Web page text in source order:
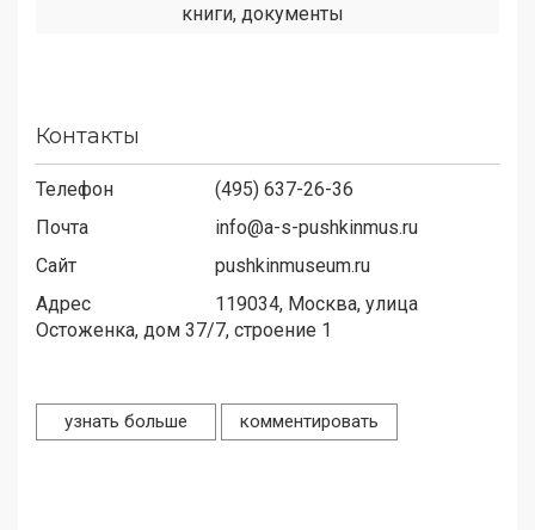
книги, документы
Контакты
Телефон
(495) 637-26-36
Почта
info@a-s-pushkinmus.ru
Сайт
pushkinmuseum.ru
Адрес
119034, Москва, улица
Остоженка, дом 37/7, строение 1
узнать больше комментировать